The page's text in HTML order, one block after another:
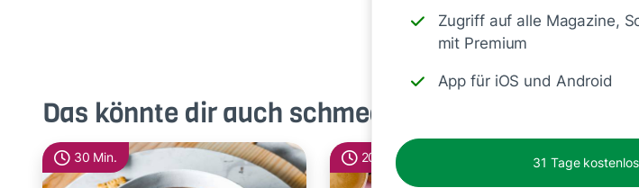
Zugriff auf alle Magazine,
mit Premium
App für iOS und Android
31 Tage
Das könnte dir auch schmecken
30 Min. 20 Min.